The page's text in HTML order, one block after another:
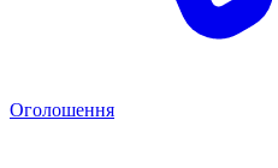
Оголошення